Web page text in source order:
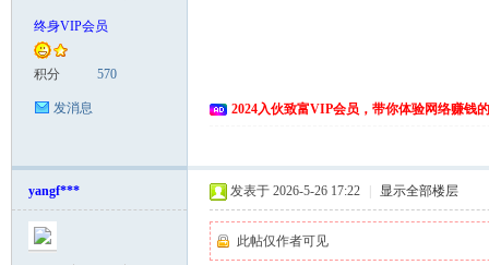
终身VIP会员
积分 570
发消息 2024入伙致富VIP会员，带你体验网络赚钱
yangf*** 发表于 2026-5-26 17:22 显示全部楼层
此帖仅作者可见